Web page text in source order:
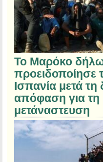
Το Μαρόκο
προειδοποίησε
Ισπανία μετά τη
απόφαση για τη
μετάναστευση